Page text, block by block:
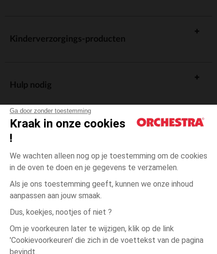
Ga door zonder toestemming
Kraak in onze cookies
!
We wachten alleen nog op je toestemming om de cookies
in de oven te doen en je gegevens te verzamelen.
Als je ons toestemming geeft, kunnen we onze inhoud
aanpassen aan jouw smaak.
Dus, koekjes, nootjes of niet ?
Om je voorkeuren later te wijzigen, klik op de link
'Cookievoorkeuren' die zich in de voettekst van de pagina
bevindt.
Rood Rood 50
Kinderverzorgings-producten
Hulp nodig
Algemene verkoopsvoorwaarden
Wettelijke bepalingen
Persoonsgegevens